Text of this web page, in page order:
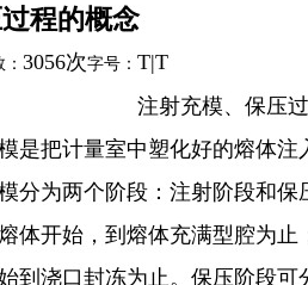
程的概念
3056次字号： T|T
注射充模、保压
是把计量室中塑化好的熔体注
分为两个阶段：注射阶段和保
体开始，到熔体充满型腔为止
到浇口封冻为止。保压阶段可